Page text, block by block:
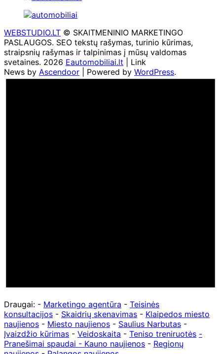
WEBSTUDIO.LT © SKAITMENINIO MARKETINGO
PASLAUGOS. SEO tekstų rašymas, turinio kūrimas,
straipsnių rašymas ir talpinimas į mūsų valdomas
svetaines. 2026 Eautomobiliai.lt | Link
News by Ascendoor | Powered by WordPress.
Draugai: - Marketingo agentūra - Teisinės
konsultacijos - Skaidrių skenavimas - Klaipedos miesto
naujienos - Miesto naujienos - Saulius Narbutas -
Įvaizdžio kūrimas - Veidoskaita - Teniso treniruotės -
Pranešimai spaudai - Kauno naujienos - Regionų